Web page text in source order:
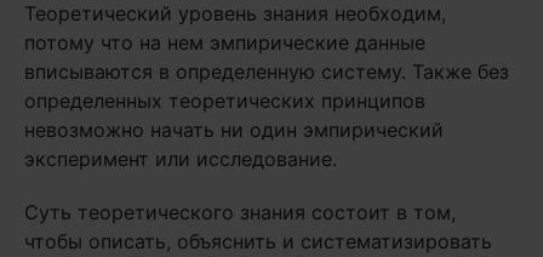
Теоретический уровень знания необходим,
потому что на нем эмпирические данные
вписываются в определенную систему. Также без
определенных теоретических принципов
невозможно начать ни один эмпирический
эксперимент или исследование.
Суть теоретического знания состоит в том,
чтобы описать, объяснить и систематизировать